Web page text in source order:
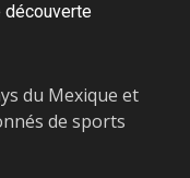
découverte
du Mexique et
de sports